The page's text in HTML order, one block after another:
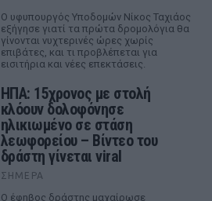
Ο υφυπουργός Υποδομών Νίκος Ταχιάος
εξήγησε γιατί τα πρώτα δρομολόγια θα
γίνονται νυχτερινές ώρες χωρίς
επιβάτες, και τι προβλέπεται για
εισιτήρια και νέες επεκτάσεις.
ΗΠΑ: 15χρονος με στολή
κλόουν δολοφόνησε
ηλικιωμένο σε στάση
λεωφορείου – Βίντεο του
δράστη γίνεται viral
ΣΉΜΕΡΑ
Ο έφηβος δράστης μαχαίρωσε